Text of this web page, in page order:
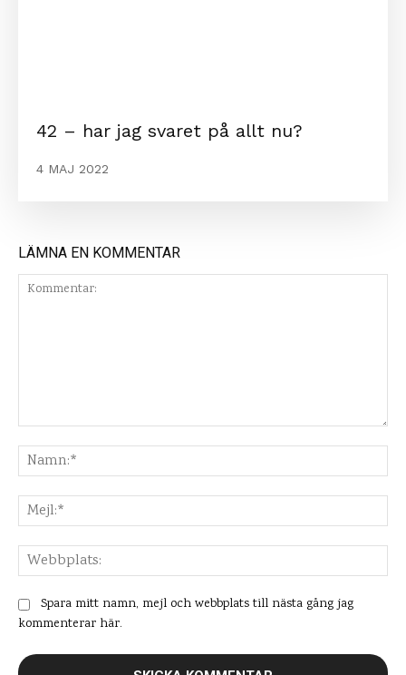
42 – har jag svaret på allt nu?
4 MAJ 2022
LÄMNA EN KOMMENTAR
Spara mitt namn, mejl och webbplats till nästa gång jag
kommenterar här.